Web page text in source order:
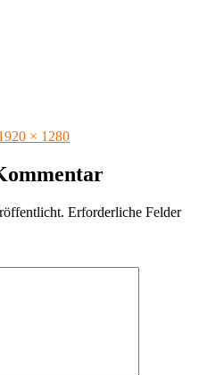
× 1280
Erforderliche Felder